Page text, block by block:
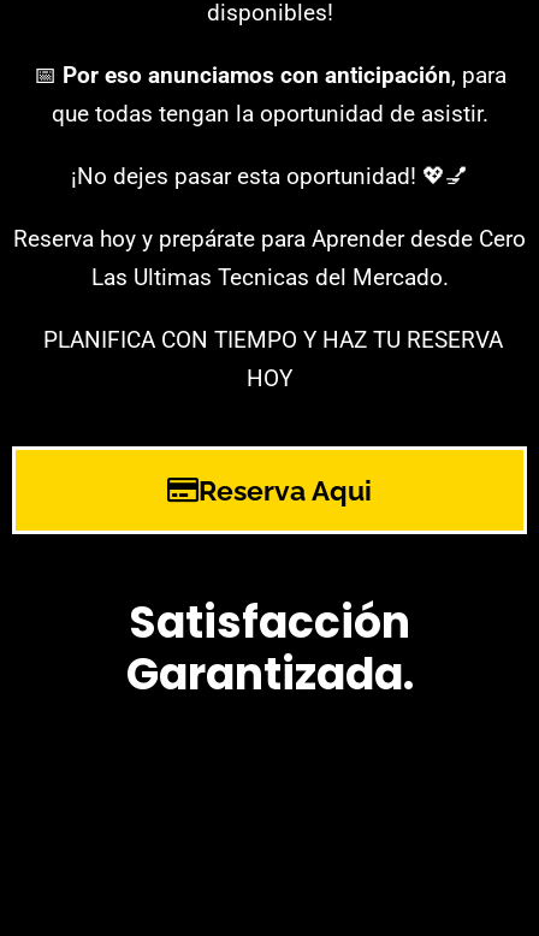
disponibles!
📅 Por eso anunciamos con anticipación, para
que todas tengan la oportunidad de asistir.
¡No dejes pasar esta oportunidad! 💖💅
Reserva hoy y prepárate para Aprender desde Cero
Las Ultimas Tecnicas del Mercado.
PLANIFICA CON TIEMPO Y HAZ TU RESERVA
HOY
Reserva Aqui
Satisfacción
Garantizada.